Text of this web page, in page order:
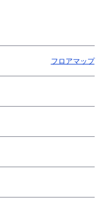
フロアマップ